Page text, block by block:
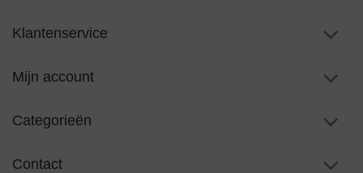
Klantenservice
Mijn account
Categorieën
Contact